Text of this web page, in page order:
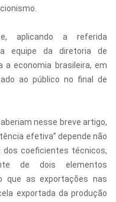
aplicando a referida
equipe da diretoria de
a economia brasileira, em
ao público no final de
nesse breve artigo,
efetiva” depende não
coeficientes técnicos,
de dois elementos
que as exportações nas
exportada da produção